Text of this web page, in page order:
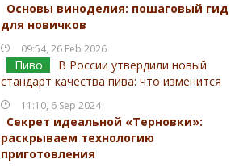
Основы виноделия: пошаговый гид
для новичков
09:54, 26 Feb 2026
Пиво
В России утвердили новый
стандарт качества пива: что изменится
11:10, 6 Sep 2024
Секрет идеальной «Терновки»:
раскрываем технологию
приготовления